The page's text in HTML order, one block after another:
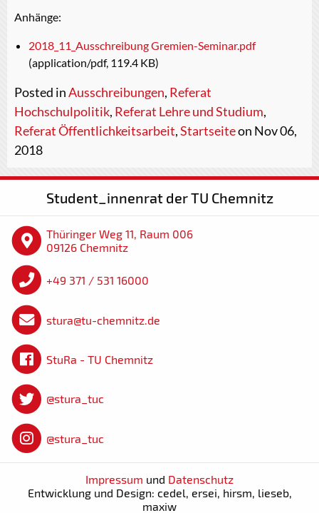
Anhänge:
2018_11_Ausschreibung Gremien-Seminar.pdf
(application/pdf, 119.4 KB)
Posted inAusschreibungen, Referat
Hochschulpolitik, Referat Lehre und Studium,
Referat Öffentlichkeitsarbeit,Startseiteon Nov 06,
2018
Student_innenrat der TU Chemnitz
Thüringer Weg 11, Raum 006
09126 Chemnitz
+49 371 / 531 16000
stura@tu-chemnitz.de
StuRa - TU Chemnitz
@stura_tuc
@stura_tuc
Impressum und Datenschutz
Entwicklung und Design: cedel, ersei, hirsm, lieseb,
maxiw